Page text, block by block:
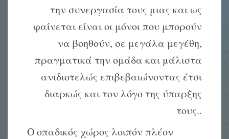
την συνεργασία τους μιας και ως
φαίνεται είναι οι μόνοι που μπορούν
να βοηθούν, σε μεγάλα μεγέθη,
πραγματικά την ομάδα και μάλιστα
ανιδιοτελώς επιβεβαιώνοντας έτσι
διαρκώς και τον λόγο της ύπαρξης
τους..
Ο οπαδικός χώρος λοιπόν πλέον